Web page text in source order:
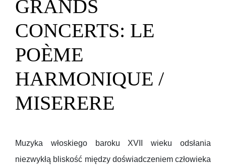
GRANDS
CONCERTS: LE
POÈME
HARMONIQUE /
MISERERE
Muzyka włoskiego baroku XVII wieku odsłania
niezwykłą bliskość między doświadczeniem człowieka